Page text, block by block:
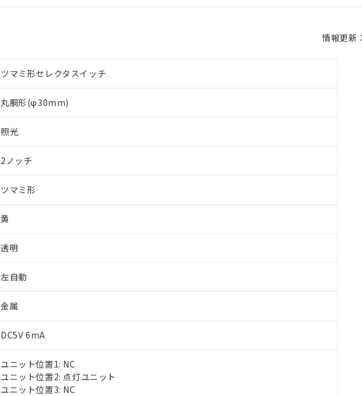
情報更新
ツマミ形セレクタスイッチ
丸胴形(φ30mm)
照光
2ノッチ
ツマミ形
黄
透明
左自動
金属
DC5V 6mA
ユニット位置1: NC
ユニット位置2: 点灯ユニット
ユニット位置3: NC